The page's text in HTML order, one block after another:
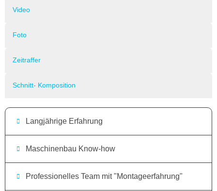
Video
Foto
Zeitraffer
Schnitt- Komposition
Langjährige Erfahrung
Maschinenbau Know-how
Professionelles Team mit "Montageerfahrung"